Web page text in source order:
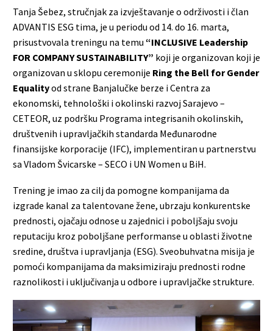
Tanja Šebez, stručnjak za izvještavanje o održivosti i član
ADVANTIS ESG tima, je u periodu od 14. do 16. marta,
prisustvovala treningu na temu “INCLUSIVE Leadership
FOR COMPANY SUSTAINABILITY” koji je organizovan koji je
organizovan u sklopu ceremonije Ring the Bell for Gender
Equalityod strane Banjalučke berze i Centra za
ekonomski, tehnološki i okolinski razvoj Sarajevo –
CETEOR, uz podršku Programa integrisanih okolinskih,
društvenih i upravljačkih standarda Međunarodne
finansijske korporacije (IFC), implementiran u partnerstvu
sa Vladom Švicarske – SECO i UN Women u BiH.
Trening je imao za cilj da pomogne kompanijama da
izgrade kanal za talentovane žene, ubrzaju konkurentske
prednosti, ojačaju odnose u zajednici i poboljšaju svoju
reputaciju kroz poboljšane performanse u oblasti životne
sredine, društva i upravljanja (ESG). Sveobuhvatna misija je
pomoći kompanijama da maksimiziraju prednosti rodne
raznolikosti i uključivanja u odbore i upravljačke strukture.